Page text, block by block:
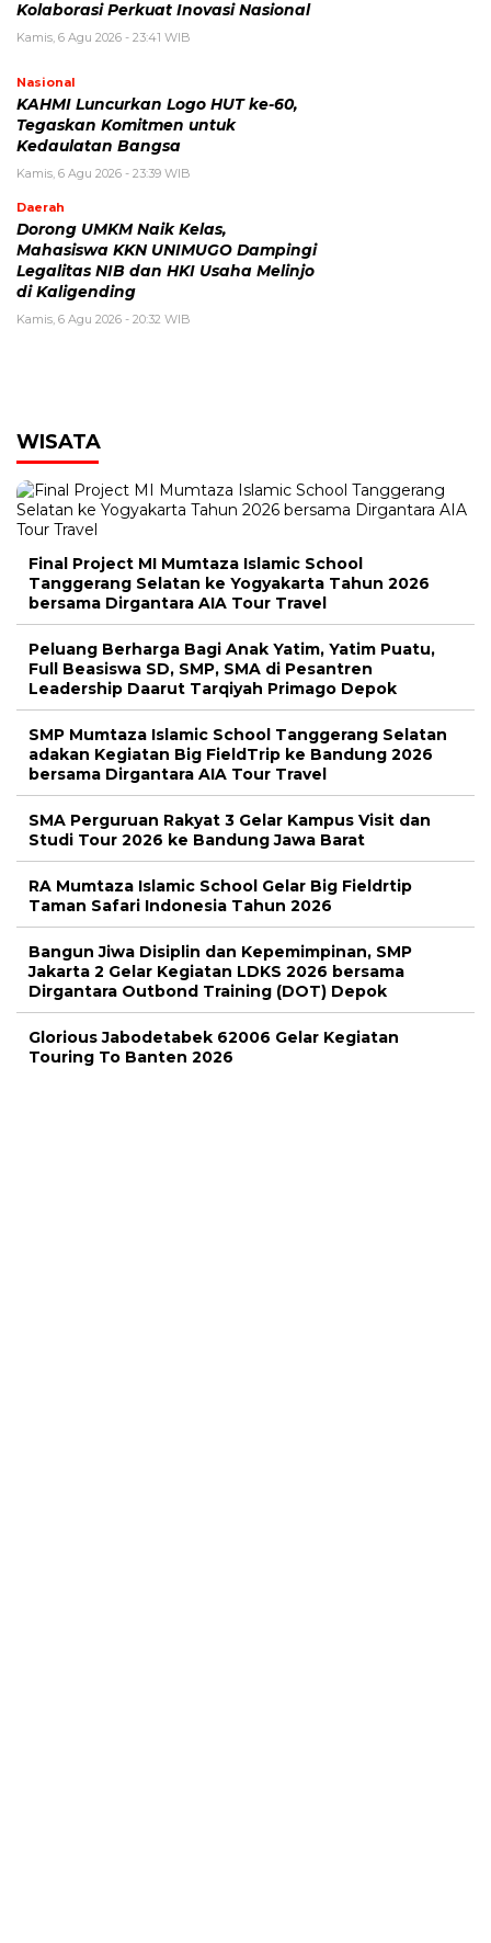
Kolaborasi Perkuat Inovasi Nasional
Kamis, 6 Agu 2026 - 23:41 WIB
Nasional
KAHMI Luncurkan Logo HUT ke-60,
Tegaskan Komitmen untuk
Kedaulatan Bangsa
Kamis, 6 Agu 2026 - 23:39 WIB
Daerah
Dorong UMKM Naik Kelas,
Mahasiswa KKN UNIMUGO Dampingi
Legalitas NIB dan HKI Usaha Melinjo
di Kaligending
Kamis, 6 Agu 2026 - 20:32 WIB
WISATA
Final Project MI Mumtaza Islamic School
Tanggerang Selatan ke Yogyakarta Tahun 2026
bersama Dirgantara AIA Tour Travel
Peluang Berharga Bagi Anak Yatim, Yatim Puatu,
Full Beasiswa SD, SMP, SMA di Pesantren
Leadership Daarut Tarqiyah Primago Depok
SMP Mumtaza Islamic School Tanggerang Selatan
adakan Kegiatan Big FieldTrip ke Bandung 2026
bersama Dirgantara AIA Tour Travel
SMA Perguruan Rakyat 3 Gelar Kampus Visit dan
Studi Tour 2026 ke Bandung Jawa Barat
RA Mumtaza Islamic School Gelar Big Fieldrtip
Taman Safari Indonesia Tahun 2026
Bangun Jiwa Disiplin dan Kepemimpinan, SMP
Jakarta 2 Gelar Kegiatan LDKS 2026 bersama
Dirgantara Outbond Training (DOT) Depok
Glorious Jabodetabek 62006 Gelar Kegiatan
Touring To Banten 2026